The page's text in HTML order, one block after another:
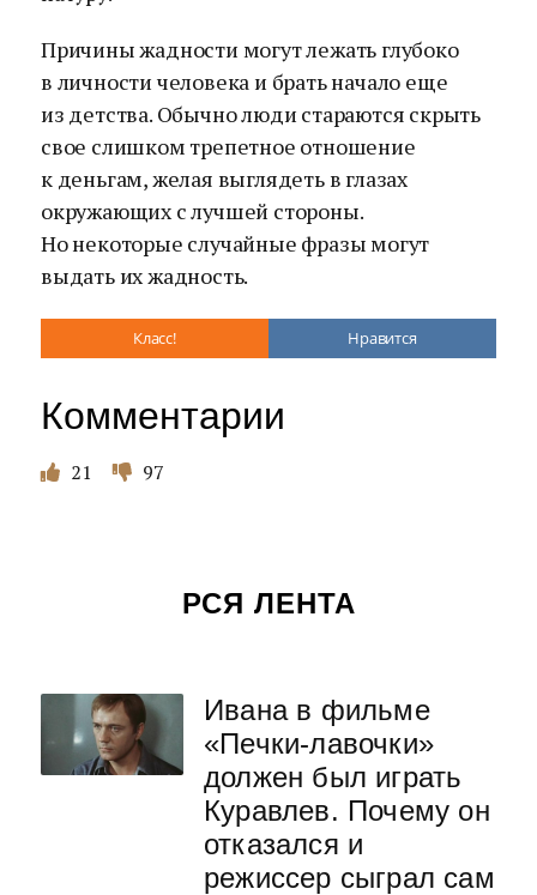
Причины жадности могут лежать глубоко
в личности человека и брать начало еще
из детства. Обычно люди стараются скрыть
свое слишком трепетное отношение
к деньгам, желая выглядеть в глазах
окружающих с лучшей стороны.
Но некоторые случайные фразы могут
выдать их жадность.
Класс! Нравится
Комментарии
21 97
РСЯ ЛЕНТА
Ивана в фильме
«Печки-лавочки»
должен был играть
Куравлев. Почему он
отказался и
режиссер сыграл сам